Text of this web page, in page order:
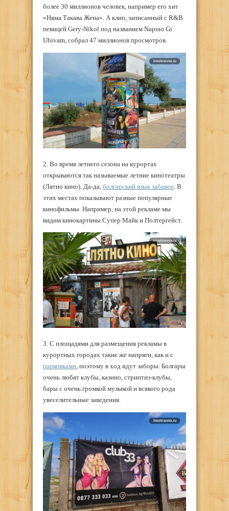
более 30 миллионов человек, например его хит
«Няма Такава Жена». А клип, записанный с R&B
певицей Gery-Nikol под названием Naprao Gi
Ubivam, собрал 47 миллионов просмотров.
2. Во время летнего сезона на курортах
открываются так называемые летние кинотеатры
(Лятно кино). Да-да, болгарский язык забавен . В
этих местах показывают разные популярные
кинофильмы. Например, на этой рекламе мы
видим кинокартины Супер Майк и Полтергейст.
3. С площадями для размещения рекламы в
курортных городах такие же напряги, как и с
парковками, поэтому в ход идут заборы. Болгары
очень любят клубы, казино, стриптиз-клубы,
бары с очень громкой музыкой и всякого рода
увеселительные заведения.